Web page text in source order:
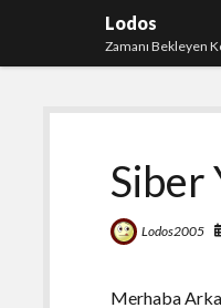
Lodos
Zamanı Bekleyen
Siber
Lodos2005
Merhaba